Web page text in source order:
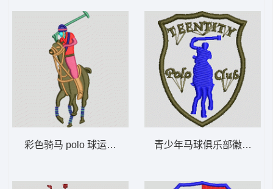
彩色骑马 polo 球运动员 保罗 骑马 polo 男青少年马球俱乐部徽章 保